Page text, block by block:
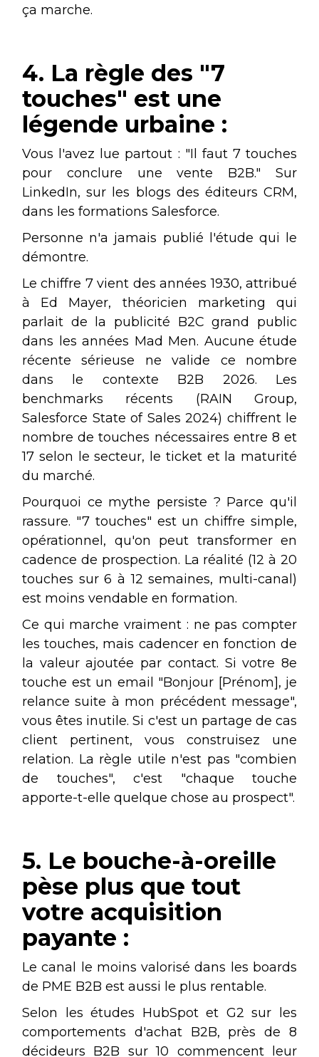
ça marche.
4. La règle des "7
touches" est une
légende urbaine :
Vous l'avez lue partout : "Il faut 7 touches
pour conclure une vente B2B." Sur
LinkedIn, sur les blogs des éditeurs CRM,
dans les formations Salesforce.
Personne n'a jamais publié l'étude qui le
démontre.
Le chiffre 7 vient des années 1930, attribué
à Ed Mayer, théoricien marketing qui
parlait de la publicité B2C grand public
dans les années Mad Men. Aucune étude
récente sérieuse ne valide ce nombre
dans le contexte B2B 2026. Les
benchmarks récents (RAIN Group,
Salesforce State of Sales 2024) chiffrent le
nombre de touches nécessaires entre 8 et
17 selon le secteur, le ticket et la maturité
du marché.
Pourquoi ce mythe persiste ? Parce qu'il
rassure. "7 touches" est un chiffre simple,
opérationnel, qu'on peut transformer en
cadence de prospection. La réalité (12 à 20
touches sur 6 à 12 semaines, multi-canal)
est moins vendable en formation.
Ce qui marche vraiment : ne pas compter
les touches, mais cadencer en fonction de
la valeur ajoutée par contact. Si votre 8e
touche est un email "Bonjour [Prénom], je
relance suite à mon précédent message",
vous êtes inutile. Si c'est un partage de cas
client pertinent, vous construisez une
relation. La règle utile n'est pas "combien
de touches", c'est "chaque touche
apporte-t-elle quelque chose au prospect".
5. Le bouche-à-oreille
pèse plus que tout
votre acquisition
payante :
Le canal le moins valorisé dans les boards
de PME B2B est aussi le plus rentable.
Selon les études HubSpot et G2 sur les
comportements d'achat B2B, près de 8
décideurs B2B sur 10 commencent leur